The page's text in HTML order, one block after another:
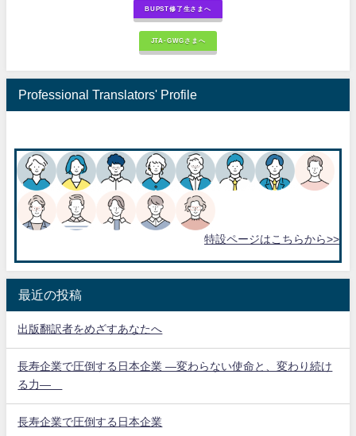
BUPST修了生さまへ
JTA-GWGさまへ
Professional Translators' Profile
特設ページはこちらから>>
最近の投稿
出版翻訳者をめざすあなたへ
長寿企業で圧倒する日本企業 ―変わらない使命と、変わり続け
る力―
長寿企業で圧倒する日本企業